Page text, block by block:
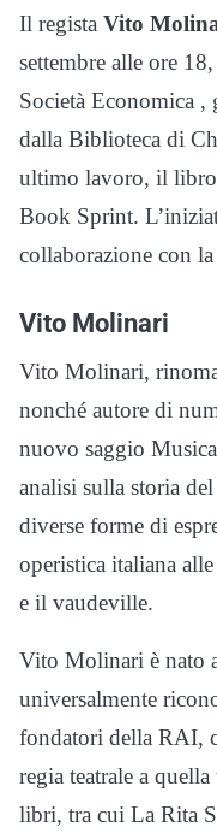
Il regista Vito
settembre alle ore
Società Economica ,
dalla Biblioteca di
ultimo lavoro, il libro
Book Sprint.
collaborazione con
Vito Molinari
Vito Molinari,
nonché autore di
nuovo saggio
analisi sulla storia
diverse forme di
operistica italiana
e il vaudeville.
Vito Molinari è nato
universalmente
fondatori della RAI,
regia teatrale a
libri, tra cui La Rita